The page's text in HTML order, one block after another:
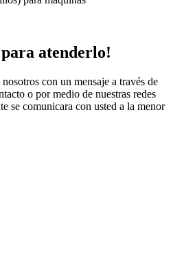
para atenderlo!
con un mensaje a través de
o por medio de nuestras redes
se comunicara con usted a la menor